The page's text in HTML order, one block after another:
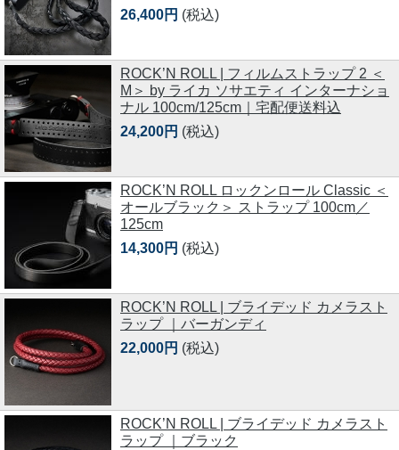
26,400円 (税込)
ROCK’N ROLL | フィルムストラップ 2 ＜
M＞ by ライカ ソサエティ インターナショ
ナル 100cm/125cm｜宅配便送料込
24,200円 (税込)
ROCK’N ROLL ロックンロール Classic ＜
オールブラック＞ ストラップ 100cm／
125cm
14,300円 (税込)
ROCK’N ROLL | ブライデッド カメラスト
ラップ ｜バーガンディ
22,000円 (税込)
ROCK’N ROLL | ブライデッド カメラスト
ラップ ｜ブラック